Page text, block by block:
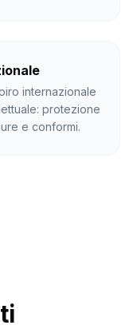
internazionale
protezione
e conformi.